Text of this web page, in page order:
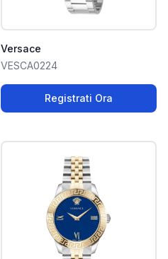
Versace
VESCA0224
Registrati Ora